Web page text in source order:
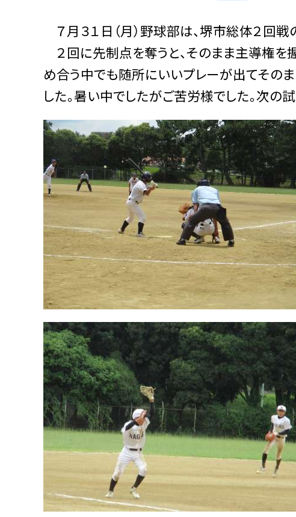
７月３１日（月）野球部は、堺市総体２回
２回に先制点を奪うと、そのまま主導権を
め合う中でも随所にいいプレーが出てその
した。暑い中でしたがご苦労様でした。次の